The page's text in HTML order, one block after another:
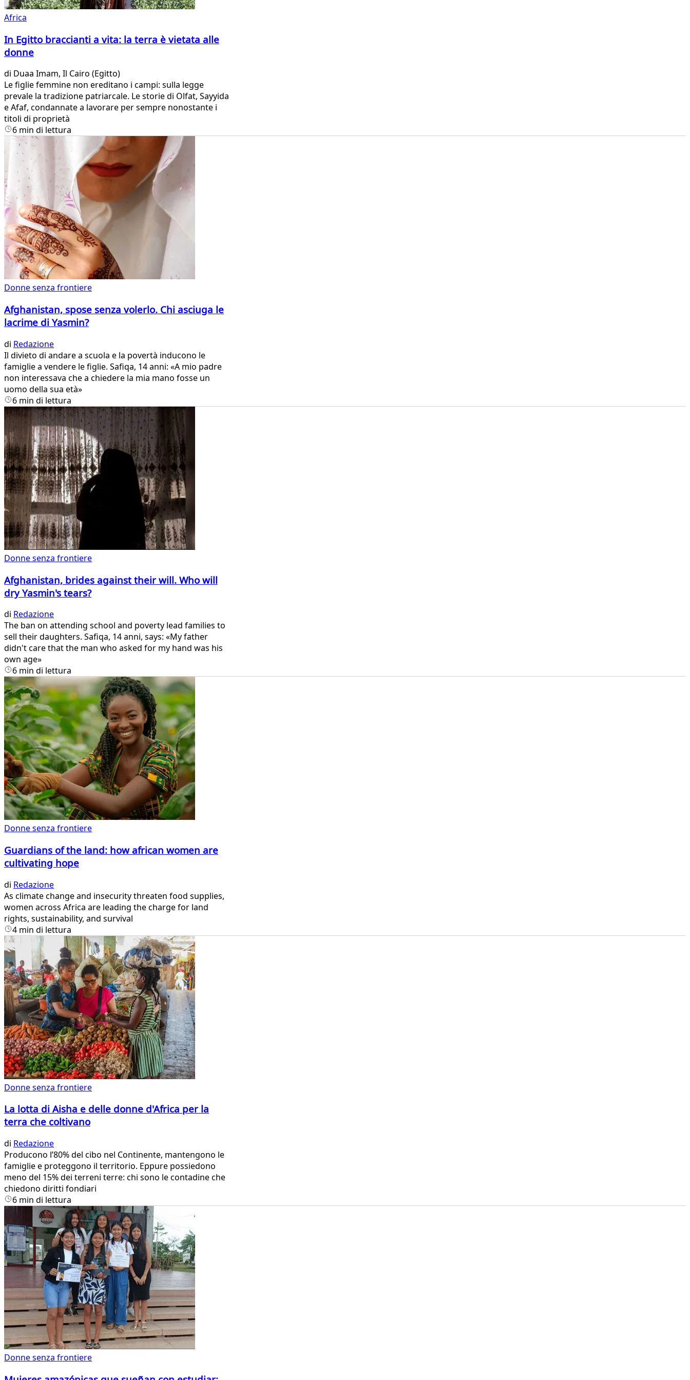
Africa
In Egitto braccianti a vita: la terra è vietata alle
donne
di Duaa Imam, Il Cairo (Egitto)
Le figlie femmine non ereditano i campi: sulla legge
prevale la tradizione patriarcale. Le storie di Olfat, Sayyida
e Afaf, condannate a lavorare per sempre nonostante i
titoli di proprietà
6 min di lettura
Donne senza frontiere
Afghanistan, spose senza volerlo. Chi asciuga le
lacrime di Yasmin?
di Redazione
Il divieto di andare a scuola e la povertà inducono le
famiglie a vendere le figlie. Safiqa, 14 anni: «A mio padre
non interessava che a chiedere la mia mano fosse un
uomo della sua età»
6 min di lettura
Donne senza frontiere
Afghanistan, brides against their will. Who will
dry Yasmin's tears?
di Redazione
The ban on attending school and poverty lead families to
sell their daughters. Safiqa, 14 anni, says: «My father
didn't care that the man who asked for my hand was his
own age»
6 min di lettura
Donne senza frontiere
Guardians of the land: how african women are
cultivating hope
di Redazione
As climate change and insecurity threaten food supplies,
women across Africa are leading the charge for land
rights, sustainability, and survival
4 min di lettura
Donne senza frontiere
La lotta di Aisha e delle donne d'Africa per la
terra che coltivano
di Redazione
Producono l’80% del cibo nel Continente, mantengono le
famiglie e proteggono il territorio. Eppure possiedono
meno del 15% dei terreni terre: chi sono le contadine che
chiedono diritti fondiari
6 min di lettura
Donne senza frontiere